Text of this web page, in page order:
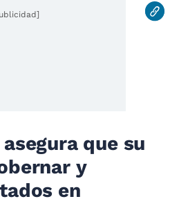
que su
y
en